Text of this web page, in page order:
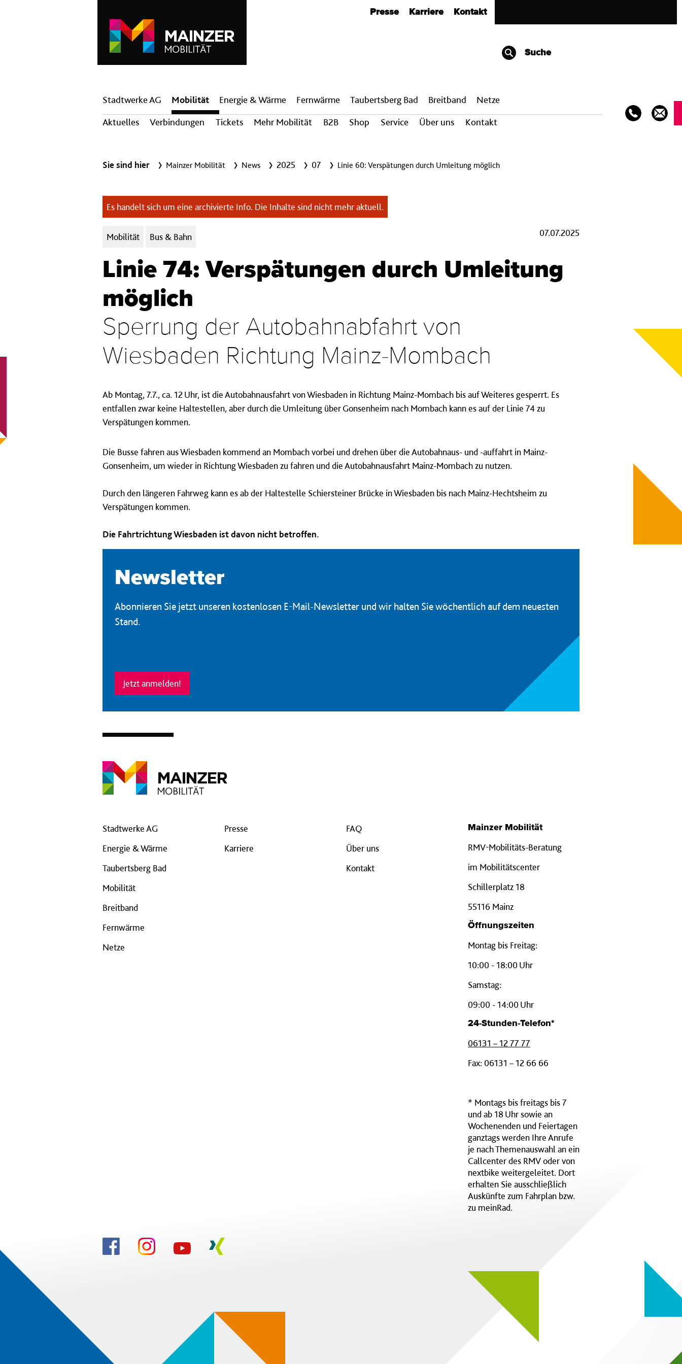
Presse Karriere Kontakt
Suche
Hauptnavigation
Stadtwerke AG
Mobilität
Aktuelles
Verbindungen Tickets Mehr Mobilität B2B Shop Service Über uns Kontakt
Energie & Wärme Fern­wärme Taubertsberg Bad Breit­band Netze
Sie sind hier Mainzer Mobilität News 2025 07 Linie 60: Verspätungen durch Umleitung möglich
Es handelt sich um eine archivierte Info. Die Inhalte sind nicht mehr aktuell.
Kategorien:
Mobilität Bus & Bahn 07.07.2025
Linie 74: Verspätungen durch Umleitung
möglich
Sperrung der Autobahnabfahrt von
Wiesbaden Richtung Mainz-Mombach
Ab Montag, 7.7., ca. 12 Uhr, ist die Autobahnausfahrt von Wiesbaden in Richtung Mainz-Mombach bis auf Weiteres gesperrt. Es
entfallen zwar keine Haltestellen, aber durch die Umleitung über Gonsenheim nach Mombach kann es auf der Linie 74 zu
Verspätungen kommen.
Die Busse fahren aus Wiesbaden kommend an Mombach vorbei und drehen über die Autobahnaus- und -auffahrt in Mainz-
Gonsenheim, um wieder in Richtung Wiesbaden zu fahren und die Autobahnausfahrt Mainz-Mombach zu nutzen.
Durch den längeren Fahrweg kann es ab der Haltestelle Schiersteiner Brücke in Wiesbaden bis nach Mainz-Hechtsheim zu
Verspätungen kommen.
Die Fahrtrichtung Wiesbaden ist davon nicht betroffen.
Newsletter
Abonnieren Sie jetzt unseren kostenlosen E-Mail-Newsletter und wir halten Sie wöchentlich auf dem neuesten
Stand.
Jetzt anmelden!
Stadtwerke AG
Energie & Wärme
Taubertsberg Bad
Mobilität
Breitband
Fernwärme
Netze
Presse
Karriere
FAQ
Über uns
Kontakt
Mainzer Mobilität
RMV-Mobilitäts-Beratung
im Mobilitätscenter
Schillerplatz 18
55116 Mainz
Öffnungszeiten
Montag bis Freitag:
10:00 - 18:00 Uhr
Samstag:
09:00 - 14:00 Uhr
24-Stunden-Telefon*
06131 – 12 77 77
Fax: 06131 – 12 66 66
* Montags bis freitags bis 7
und ab 18 Uhr sowie an
Wochenenden und Feiertagen
ganztags werden Ihre Anrufe
je nach Themenauswahl an ein
Callcenter des RMV oder von
nextbike weitergeleitet. Dort
erhalten Sie ausschließlich
Auskünfte zum Fahrplan bzw.
zu meinRad.